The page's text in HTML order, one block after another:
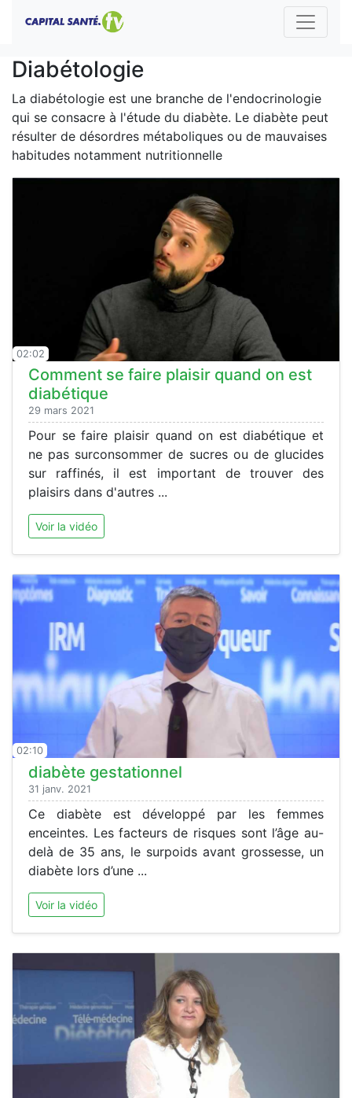
Diabétologie
La diabétologie est une branche de l'endocrinologie
qui se consacre à l'étude du diabète. Le diabète peut
résulter de désordres métaboliques ou de mauvaises
habitudes notamment nutritionnelle
02:02
Comment se faire plaisir quand on est
diabétique
29 mars 2021
Pour se faire plaisir quand on est diabétique et
ne pas surconsommer de sucres ou de glucides
sur raffinés, il est important de trouver des
plaisirs dans d'autres ...
Voir la vidéo
02:10
diabète gestationnel
31 janv. 2021
Ce diabète est développé par les femmes
enceintes. Les facteurs de risques sont l’âge au-
delà de 35 ans, le surpoids avant grossesse, un
diabète lors d’une ...
Voir la vidéo